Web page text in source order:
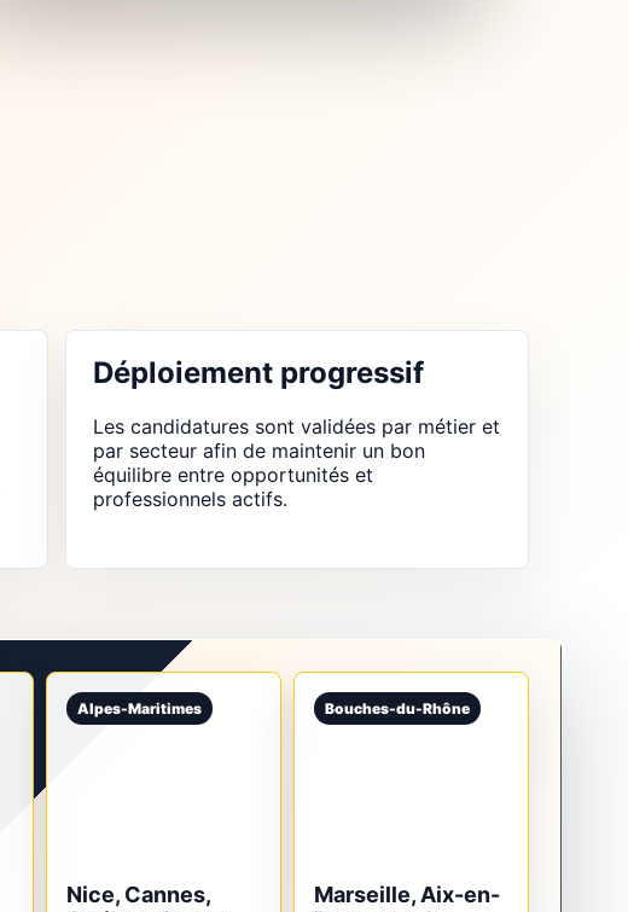
Déploiement progressif
Les candidatures sont validées par métier et
par secteur afin de maintenir un bon
équilibre entre opportunités et
professionnels actifs.
Alpes-Maritimes
Nice, Cannes,
Bouches-du-Rhône
Marseille, Aix-en-